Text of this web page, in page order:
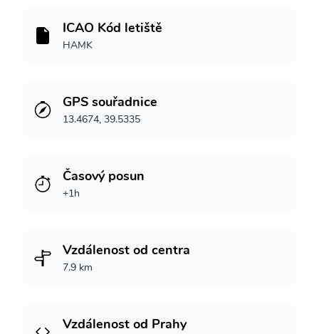
ICAO Kód letiště
HAMK
GPS souřadnice
13.4674, 39.5335
Časový posun
+1h
Vzdálenost od centra
7.9 km
Vzdálenost od Prahy